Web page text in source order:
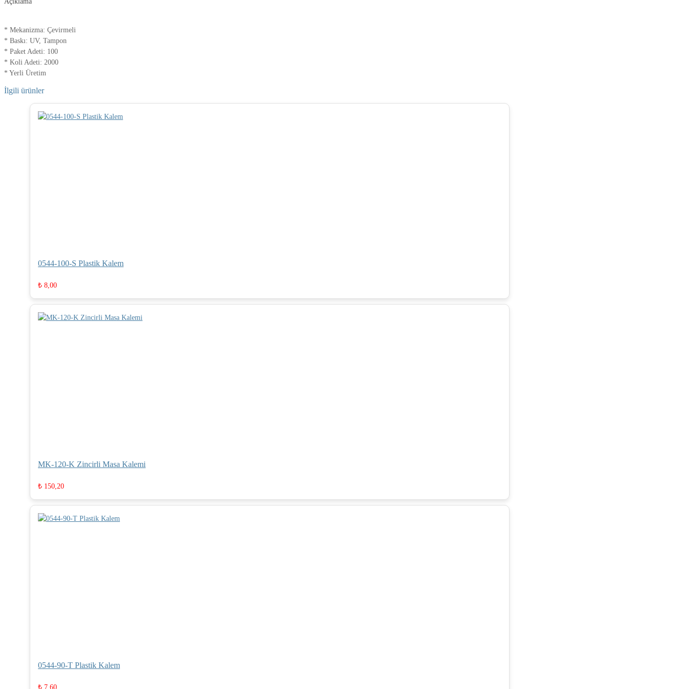
* Mekanizma: Çevirmeli
* Baskı: UV, Tampon
* Paket Adeti: 100
* Koli Adeti: 2000
* Yerli Üretim
İlgili ürünler
0544-100-S Plastik Kalem
₺ 8,00
MK-120-K Zincirli Masa Kalemi
₺ 150,20
0544-90-T Plastik Kalem
₺ 7,60